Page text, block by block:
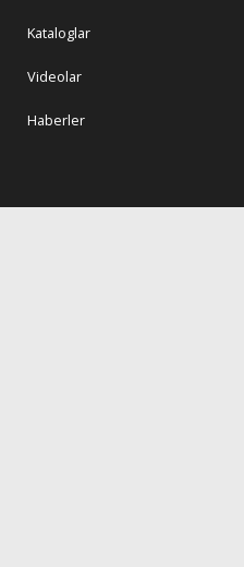
Kataloglar
Videolar
Haberler